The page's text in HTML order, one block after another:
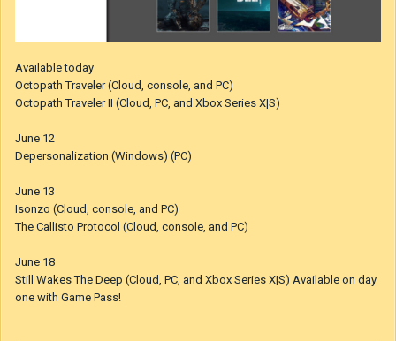
Available today
Octopath Traveler (Cloud, console, and PC)
Octopath Traveler II (Cloud, PC, and Xbox Series X|S)
June 12
Depersonalization (Windows) (PC)
June 13
Isonzo (Cloud, console, and PC)
The Callisto Protocol (Cloud, console, and PC)
June 18
Still Wakes The Deep (Cloud, PC, and Xbox Series X|S) Available on day
one with Game Pass!